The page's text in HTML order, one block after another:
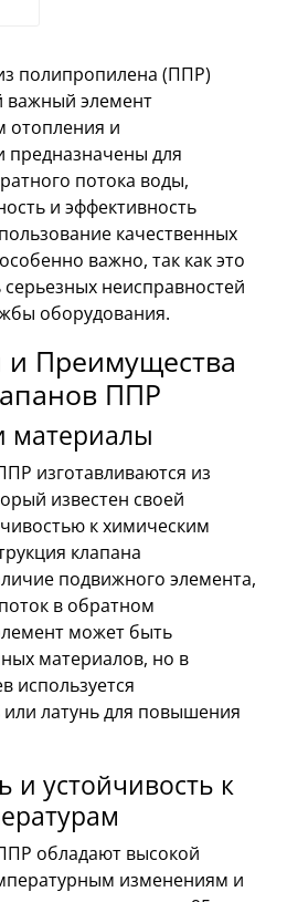
полипропилена (ППР)
важный элемент
отопления и
для
потока воды,
и эффективность
качественных
важно, так как это
неисправностей
оборудования.
и Преимущества
ППР
материалы
изготавливаются из
известен своей
к химическим
клапана
подвижного элемента,
в обратном
может быть
материалов, но в
используется
латунь для повышения
и устойчивость к
обладают высокой
изменениям и